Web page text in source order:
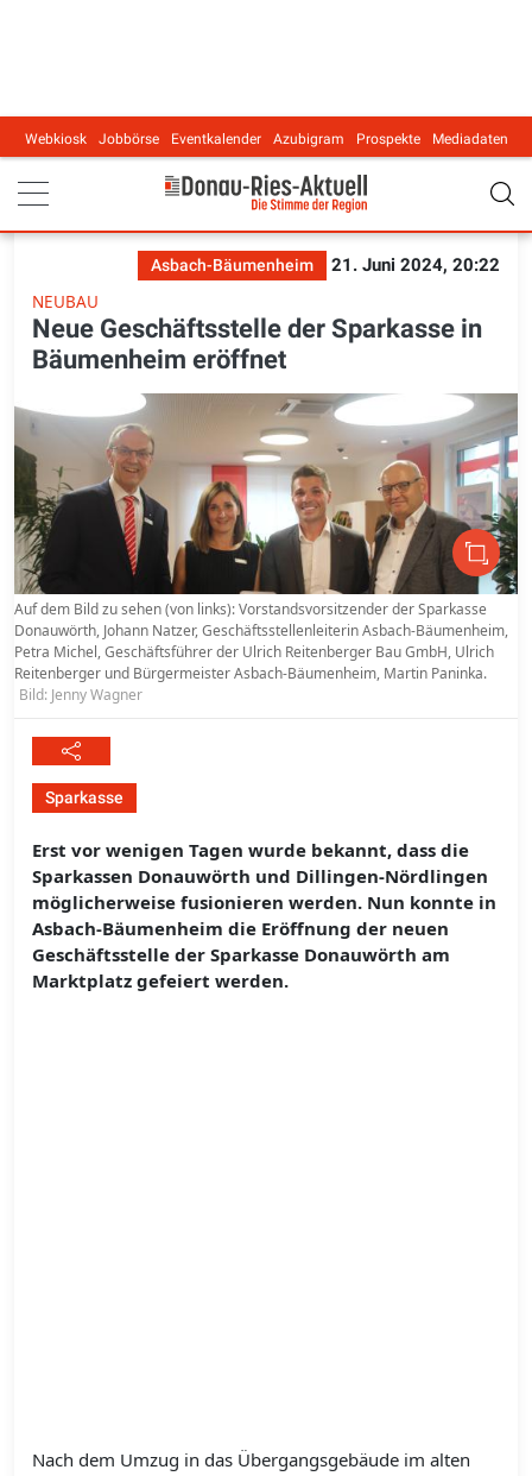
Main navigation
Webkiosk Jobbörse Eventkalender Azubigram Prospekte Mediadaten
Asbach-Bäumenheim
21. Juni 2024, 20:22
NEUBAU
Neue Geschäftsstelle der Sparkasse in
Bäumenheim eröffnet
Auf dem Bild zu sehen (von links): Vorstandsvorsitzender der Sparkasse
Donauwörth, Johann Natzer, Geschäftsstellenleiterin Asbach-Bäumenheim,
Petra Michel, Geschäftsführer der Ulrich Reitenberger Bau GmbH, Ulrich
Reitenberger und Bürgermeister Asbach-Bäumenheim, Martin Paninka.
Bild: Jenny Wagner
Sparkasse
Erst vor wenigen Tagen wurde bekannt, dass die
Sparkassen Donauwörth und Dillingen-Nördlingen
möglicherweise fusionieren werden. Nun konnte in
Asbach-Bäumenheim die Eröffnung der neuen
Geschäftsstelle der Sparkasse Donauwörth am
Marktplatz gefeiert werden.
Nach dem Umzug in das Übergangsgebäude im alten